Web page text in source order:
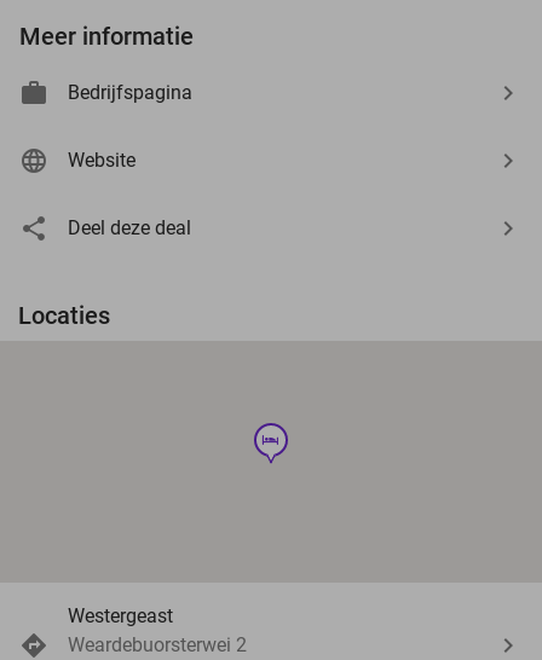
Meer informatie
Bedrijfspagina
Website
Deel deze deal
Locaties
hotel
Westergeast
Weardebuorsterwei 2